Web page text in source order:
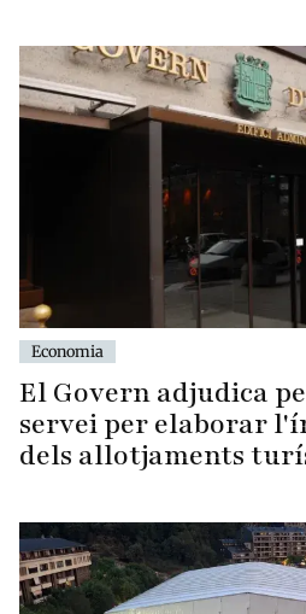
Economia
El Govern adjudica
servei per elaborar
dels allotjaments